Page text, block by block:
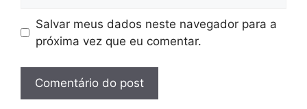
Salvar meus dados neste navegador para a
próxima vez que eu comentar.